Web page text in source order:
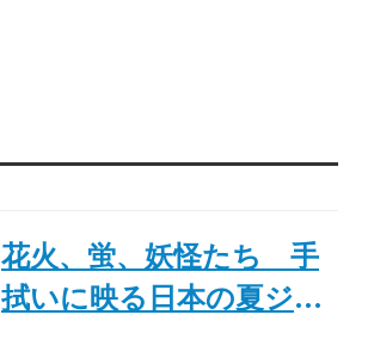
花火、蛍、妖怪たち 手
拭いに映る日本の夏ジャ